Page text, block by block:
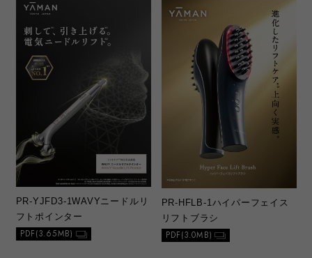
PR-YJFD3-1WAVYニードルリ
フトポインター
PDF(3.65MB)
PR-HFLB-1ハイパーフェイス
リフトブラシ
PDF(3.0MB)